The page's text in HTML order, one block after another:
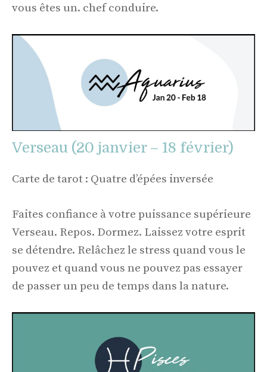
vous êtes un. chef conduire.
Verseau (20 janvier – 18 février)
Carte de tarot : Quatre d’épées inversée
Faites confiance à votre puissance supérieure
Verseau. Repos. Dormez. Laissez votre esprit
se détendre. Relâchez le stress quand vous le
pouvez et quand vous ne pouvez pas essayer
de passer un peu de temps dans la nature.